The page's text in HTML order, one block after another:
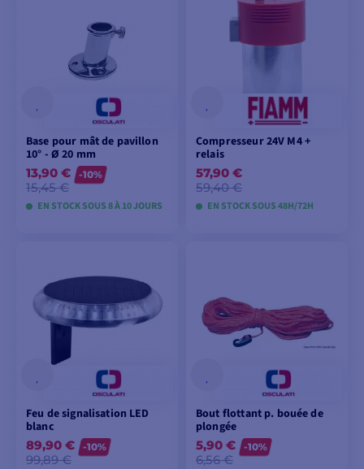
Base pour mât de pavillon
10° - Ø 20 mm
13,90 €
15,45 €
-10%
EN STOCK SOUS 8 À 10 JOURS
Compresseur 24V M4 +
relais
57,90 €
59,40 €
EN STOCK SOUS 48H/72H
Feu de signalisation LED
blanc
89,90 €
99,89 €
-10%
Bout flottant p. bouée de
plongée
5,90 €
6,56 €
-10%